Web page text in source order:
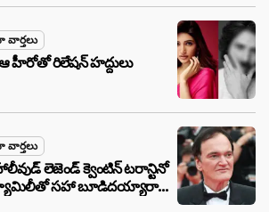
హీరోతో రిలేషన్ హద్దులు
లెజెండ్ క్వెంటిన్ టరాన్టినో
ఫ్యామిలీతో సహా బూడిదయ్యారా?